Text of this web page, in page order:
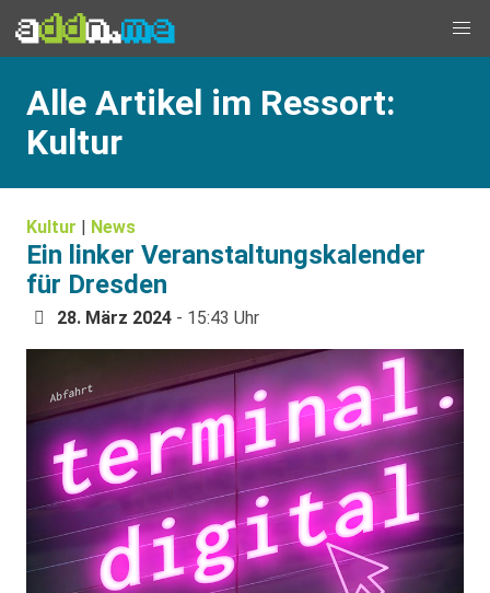
Alle Artikel im Ressort:
Kultur
Kultur | News
Ein linker Veranstaltungskalender
für Dresden
28. März 2024 - 15:43 Uhr